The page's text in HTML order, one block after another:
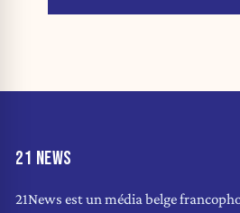
21 NEWS
21News est un média belge